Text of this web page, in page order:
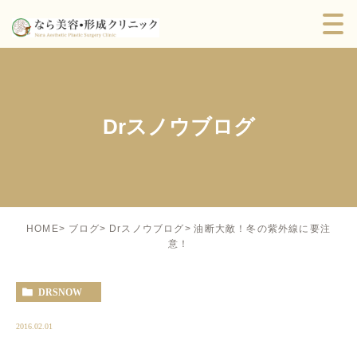
Drスノウブログ
HOME ブログ Drスノウブログ
油断大敵！冬の紫外線に要注
意！
DRSNOW
2016.02.01